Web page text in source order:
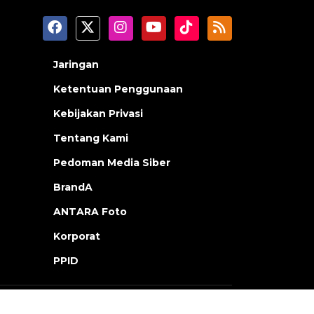
Jaringan
Ketentuan Penggunaan
Kebijakan Privasi
Tentang Kami
Pedoman Media Siber
BrandA
ANTARA Foto
Korporat
PPID